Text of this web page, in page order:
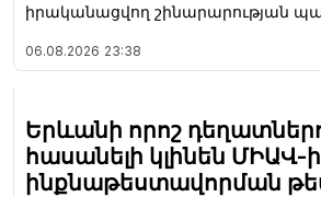
իրականացվող շինարարության
06.08.2026 23:38
Երևանի որոշ
հասանելի կլինեն ՄԻԱՎ-ի
ինքնաթեստավորման